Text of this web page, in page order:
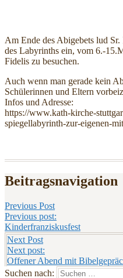
Am Ende des Abigebets lud
des Labyrinths ein, vom 6.-
Fidelis zu besuchen.
Auch wenn man gerade kein
Schülerinnen und Eltern
Infos und Adresse:
https://www.kath-kirche-
spiegellabyrinth-zur-eigenen-
Beitragsnavigation
Previous Post
Previous post:
Kinderfranziskusfest
Next Post
Next post:
Offener Abend mit
Suchen nach: